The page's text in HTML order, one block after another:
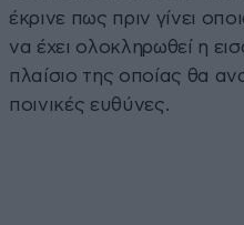
έκρινε πως πριν γίνει
να έχει ολοκληρωθεί η
πλαίσιο της οποίας θα
ποινικές ευθύνες.